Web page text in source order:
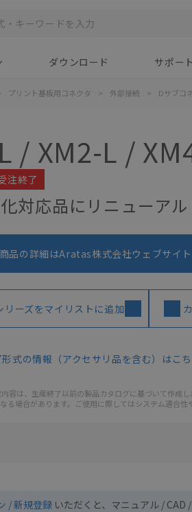
ダウンロード サポート
プリント基板用コネクタ > 外部接続 > Dサブコ
/ XM2-L /
注終了
対応品にリニューア
品の詳細はAratas株式会社ウェブサイ
リーズをマイリストに追加
式の情報（アクセサリ品を含む）はこ
容は、生産終了以前の製品カタログに基づいて作成
る場合があります。ご使用に際してはシステム適合性
/ 新規登録 いただくと、マニュアル /